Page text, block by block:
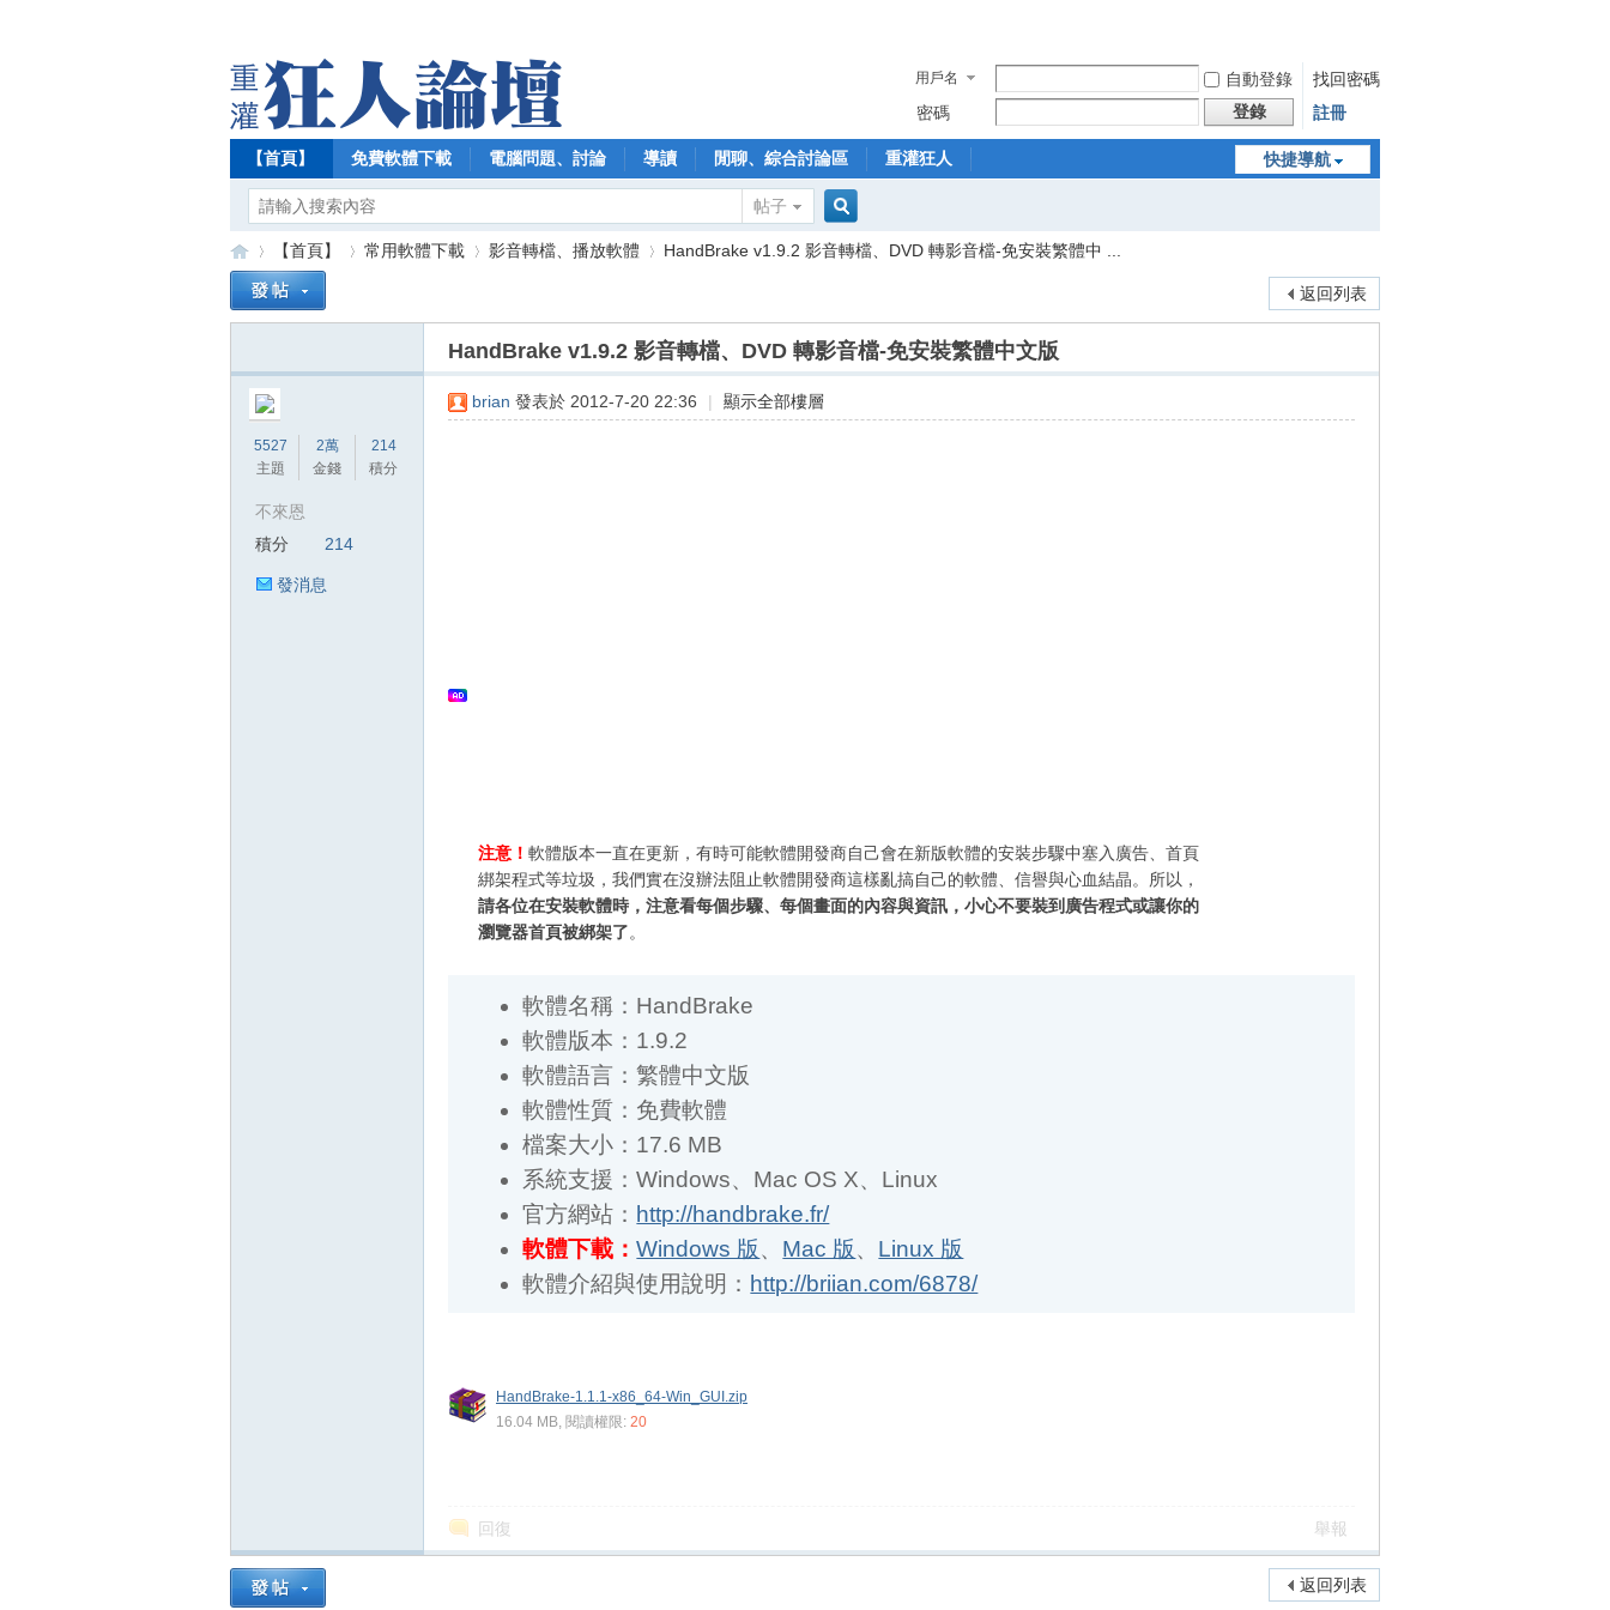
用戶名 自動登錄
找回密碼
密碼
登錄 註冊
快捷導航
【首頁】 免費軟體下載 電腦問題、討論 導讀 閒聊、綜合討論區 重灌狂人
帖子
搜
索
】
【首頁】 常用軟體下載
›
影音轉檔、播放軟體
›
HandBrake v1.9.2 影音轉檔、DVD 轉影音檔-免安裝繁體中 ...
返回列表
HandBrake v1.9.2 影音轉檔、DVD 轉影音檔-免安裝繁體中文版
5527
主題
2萬
金錢
214
積分
不來恩
積分
214
發消息
brian 發表於 2012-7-20 22:36 | 顯示全部樓層
注意！ 軟體版本一直在更新，有時可能軟體開發商自己會在新版軟體的安裝步驟中塞入廣告、首頁
綁架程式等垃圾，我們實在沒辦法阻止軟體開發商這樣亂搞自己的軟體、信譽與心血結晶。所以，
請各位在安裝軟體時，注意看每個步驟、每個畫面的內容與資訊，小心不要裝到廣告程式或讓你的
瀏覽器首頁被綁架了。
軟體版本：1.9.2
軟體語言：繁體中文版
軟體性質：免費軟體
檔案大小：17.6 MB
系統支援：Windows、Mac OS X、Linux
官方網站： http://handbrake.fr/
軟體下載： Windows 版 、 Mac 版 、
軟體介紹與使用說明： http://briian.com/6878/
HandBrake-1.1.1-x86_64-Win_GUI.zip
16.04 MB, 閱讀權限: 20
回復 舉報
返回列表